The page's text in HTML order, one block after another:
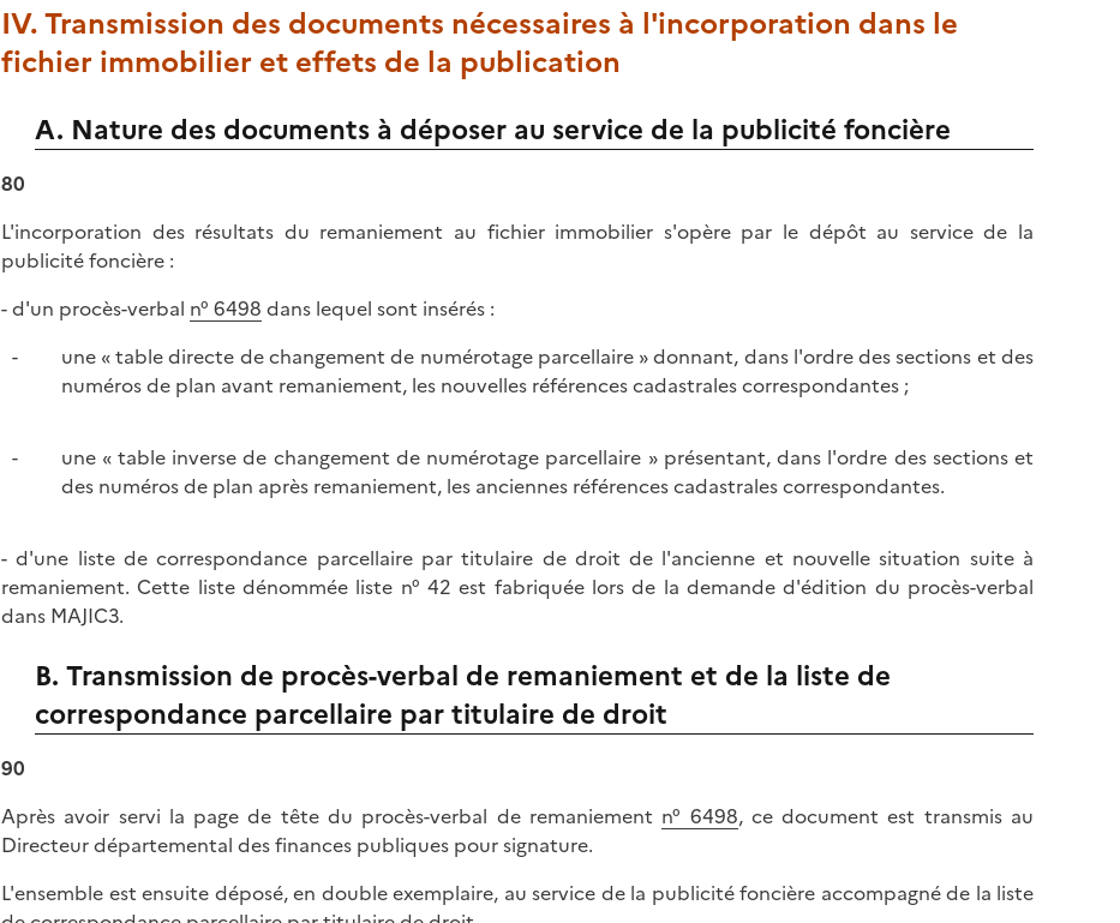
IV. Transmission des documents nécessaires à l'incorporation dans le
fichier immobilier et effets de la publication
A. Nature des documents à déposer au service de la publicité foncière
80
L'incorporation des résultats du remaniement au fichier immobilier s'opère par le dépôt au service de la
publicité foncière :
- d'un procès-verbal n° 6498 dans lequel sont insérés :
une « table directe de changement de numérotage parcellaire » donnant, dans l'ordre des sections et des
numéros de plan avant remaniement, les nouvelles références cadastrales correspondantes ;
une « table inverse de changement de numérotage parcellaire » présentant, dans l'ordre des sections et
des numéros de plan après remaniement, les anciennes références cadastrales correspondantes.
- d'une liste de correspondance parcellaire par titulaire de droit de l'ancienne et nouvelle situation suite à
remaniement. Cette liste dénommée liste n° 42 est fabriquée lors de la demande d'édition du procès-verbal
dans MAJIC3.
B. Transmission de procès-verbal de remaniement et de la liste de
correspondance parcellaire par titulaire de droit
90
Après avoir servi la page de tête du procès-verbal de remaniement n° 6498, ce document est transmis au
Directeur départemental des finances publiques pour signature.
L'ensemble est ensuite déposé, en double exemplaire, au service de la publicité foncière accompagné de la liste